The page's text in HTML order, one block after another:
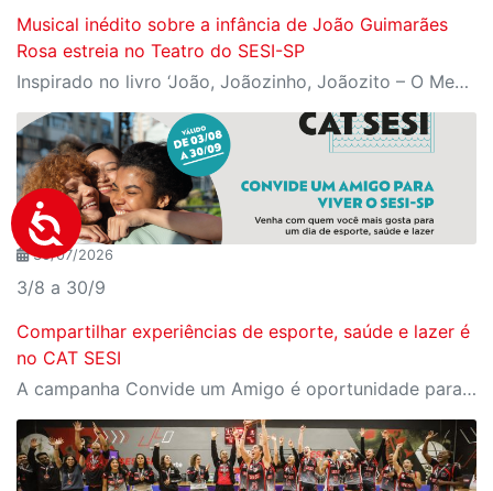
Musical inédito sobre a infância de João Guimarães
Rosa estreia no Teatro do SESI-SP
Inspirado no livro ‘João, Joãozinho, Joãozito – O Menino Encantado’, de Claudio Fragata, com direção e dramaturgia de Márcio Araújo, espetáculo acompanha os primeiros anos de vida do escritor mineiro e transforma sua infância em uma celebração da imaginação, da leitura e da cultura popular brasileira
30/07/2026
3/8 a 30/9
Compartilhar experiências de esporte, saúde e lazer é
no CAT SESI
A campanha Convide um Amigo é oportunidade para reunir amigos para aproveitar juntos toda estrutura da unidade SESI-SP mais próxima. Os benefícios para clientes e convidados estão no regulamento